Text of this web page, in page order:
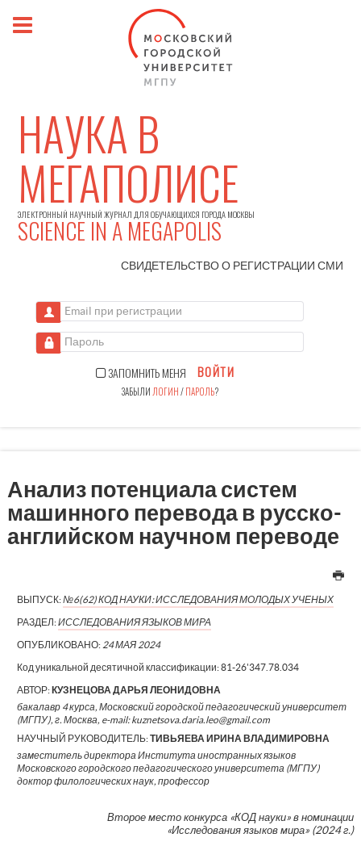
НАУКА В
МЕГАПОЛИСЕ
ЭЛЕКТРОННЫЙ НАУЧНЫЙ ЖУРНАЛ ДЛЯ ОБУЧАЮЩИХСЯ ГОРОДА МОСКВЫ
SCIENCE IN A MEGAPOLIS
СВИДЕТЕЛЬСТВО О РЕГИСТРАЦИИСМИ
Email при регистрации
Пароль
ЗАПОМНИТЬ МЕНЯ ВОЙТИ
ЗАБЫЛИ ЛОГИН/ПАРОЛЬ?
Анализ потенциала систем
машинного перевода в русско-
английском научном переводе
ВЫПУСК:№6(62) КОД НАУКИ: ИССЛЕДОВАНИЯ МОЛОДЫХ УЧЕНЫХ
РАЗДЕЛ:ИССЛЕДОВАНИЯ ЯЗЫКОВ МИРА
ОПУБЛИКОВАНО: 24 МАЯ 2024
Код уникальной десятичной классификации:81-26'347.78.034
АВТОР:КУЗНЕЦОВА ДАРЬЯ ЛЕОНИДОВНА
бакалавр 4 курса, Московский городской педагогический университет
(МГПУ), г. Москва, e-mail: kuznetsova.daria.leo@gmail.com
НАУЧНЫЙ РУКОВОДИТЕЛЬ:ТИВЬЯЕВА ИРИНА ВЛАДИМИРОВНА
заместитель директора Института иностранных языков
Московского городского педагогического университета (МГПУ)
доктор филологических наук, профессор
Второе место конкурса «КОД науки» в номинации
«Исследования языков мира» (2024 г.)